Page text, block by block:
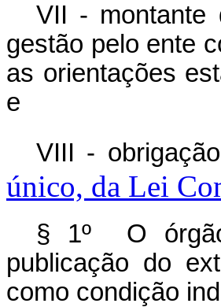
VII - montante
gestão pelo ente
as orientações
e
VIII -
único, da Lei
§ 1º O
publicação do
como condição